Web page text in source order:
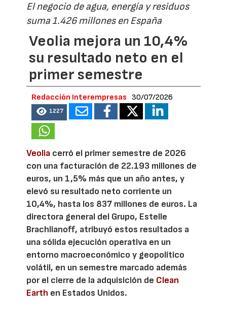
El negocio de agua, energía y residuos
suma 1.426 millones en España
Veolia mejora un 10,4%
su resultado neto en el
primer semestre
Redacción Interempresas 30/07/2026
1227
Veolia cerró el primer semestre de 2026
con una facturación de 22.193 millones de
euros, un 1,5% más que un año antes, y
elevó su resultado neto corriente un
10,4%, hasta los 837 millones de euros. La
directora general del Grupo, Estelle
Brachlianoff, atribuyó estos resultados a
una sólida ejecución operativa en un
entorno macroeconómico y geopolítico
volátil, en un semestre marcado además
por el cierre de la adquisición de Clean
Earth en Estados Unidos.